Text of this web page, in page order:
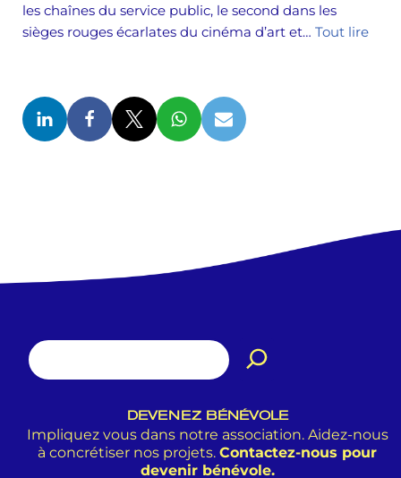
les chaînes du service public, le second dans les
sièges rouges écarlates du cinéma d’art et… Tout lire
DEVENEZ BÉNÉVOLE
Impliquez vous dans notre association. Aidez-nous
à concrétiser nos projets. Contactez-nous pour
devenir bénévole.